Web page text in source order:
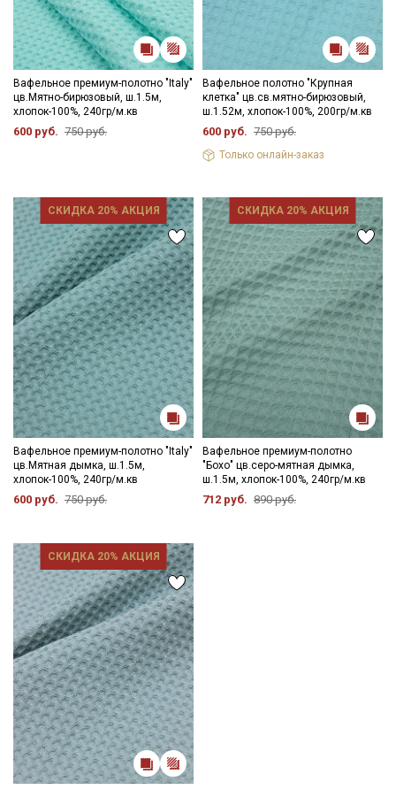
Вафельное премиум-полотно "Italy"
цв.Мятно-бирюзовый, ш.1.5м,
хлопок-100%, 240гр/м.кв
600 руб. 750 руб.
Вафельное полотно "Крупная
клетка" цв.св.мятно-бирюзовый,
ш.1.52м, хлопок-100%, 200гр/м.кв
600 руб. 750 руб.
Только онлайн-заказ
СКИДКА 20% АКЦИЯ
Вафельное премиум-полотно "Italy"
цв.Мятная дымка, ш.1.5м,
хлопок-100%, 240гр/м.кв
600 руб. 750 руб.
СКИДКА 20% АКЦИЯ
Вафельное премиум-полотно
"Бохо" цв.серо-мятная дымка,
ш.1.5м, хлопок-100%, 240гр/м.кв
712 руб. 890 руб.
СКИДКА 20% АКЦИЯ